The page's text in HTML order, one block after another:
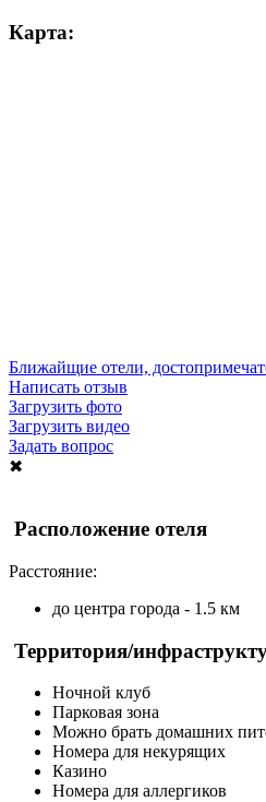
Карта:
Ближайщие отели,
Написать отзыв
Загрузить фото
Загрузить видео
Задать вопрос
✖
Расположение отеля
Расстояние:
до центра города - 1.5 км
Территория/
Ночной клуб
Парковая зона
Можно брать домашних
Номера для некурящих
Казино
Номера для аллергиков